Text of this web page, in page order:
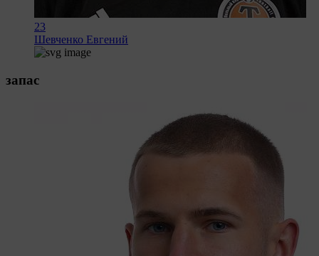
23
Шевченко Евгений
запас